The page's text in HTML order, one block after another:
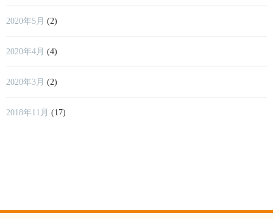
2020年5月 (2)
2020年4月 (4)
2020年3月 (2)
2018年11月 (17)